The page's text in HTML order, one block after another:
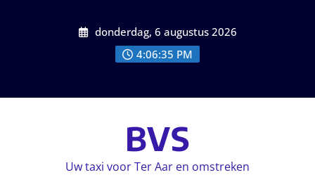
donderdag, 6 augustus 2026
4:06:35 PM
BVS
Uw taxi voor Ter Aar en omstreken